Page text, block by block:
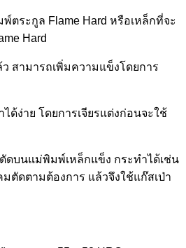
ระกูล Flame Hard หรือเหล็กที่จะ
Hard
สามารถเพิ่มความแข็งโดยการ
ด้ง่าย โดยการเจียรแต่งก่อนจะใช้
ดบนแม่พิมพ์เหล็กแข็ง กระทำได้เช่น
ตัดตามต้องการ แล้วจึงใช้แก๊สเป่า